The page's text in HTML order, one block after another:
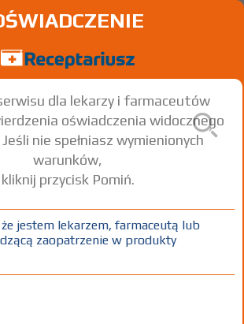
12 mln
5 amp.-strzyk.
dla lekarzy i farmaceutów
oświadczenia widocznego
nie spełniasz wymienionych
warunków,
kliknij przycisk Pomiń.
jestem lekarzem, farmaceutą lub
zaopatrzenie w produkty